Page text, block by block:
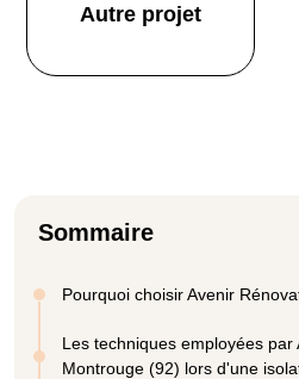
Autre projet
Sommaire
Pourquoi choisir Avenir
Les techniques employées par
Montrouge (92) lors d'une